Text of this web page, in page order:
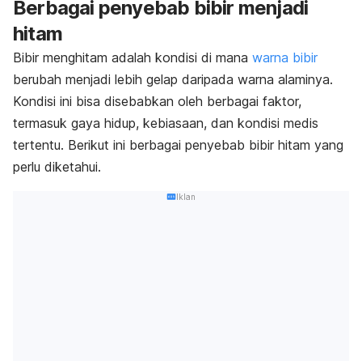
Berbagai penyebab bibir menjadi
hitam
Bibir menghitam adalah kondisi di mana warna bibir
berubah menjadi lebih gelap daripada warna alaminya.
Kondisi ini bisa disebabkan oleh berbagai faktor,
termasuk gaya hidup, kebiasaan, dan kondisi medis
tertentu. Berikut ini berbagai penyebab bibir hitam yang
perlu diketahui.
Iklan